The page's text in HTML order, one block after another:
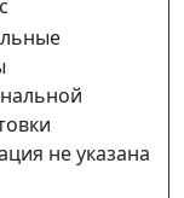
не указана